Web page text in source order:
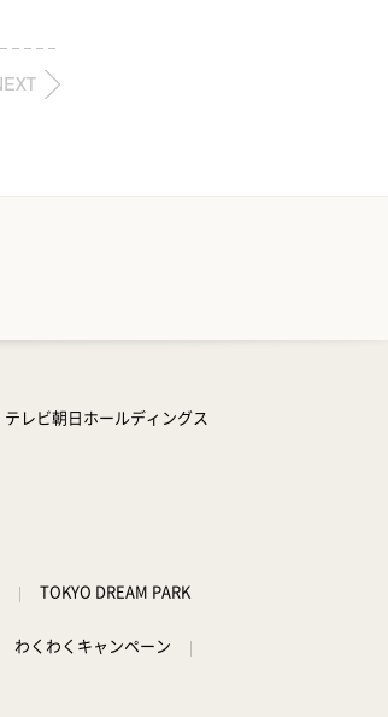
テレビ朝日ホールディングス
TOKYO DREAM PARK
わくわくキャンペーン